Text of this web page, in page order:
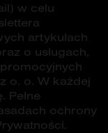
w celu
artykułach
o usługach,
o. o. W każdej
Pełne
ochrony